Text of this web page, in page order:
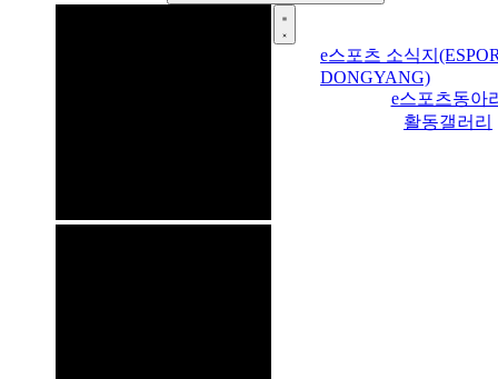
e스포츠 소식지
DONGYANG)
e스포츠동아
활동갤러리